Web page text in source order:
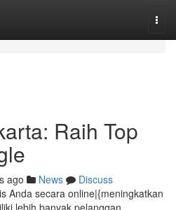
Raih Top
ago News
Discuss
Anda secara online|{meningkatkan
lebih banyak pelanggan